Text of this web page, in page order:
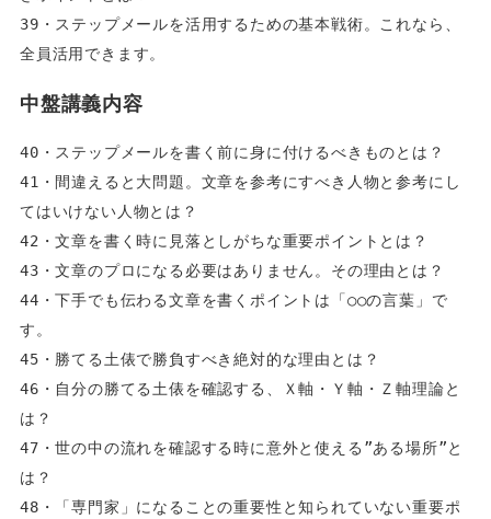
39・ステップメールを活用するための基本戦術。これなら、
全員活用できます。
中盤講義内容
40・ステップメールを書く前に身に付けるべきものとは？
41・間違えると大問題。文章を参考にすべき人物と参考にし
てはいけない人物とは？
42・文章を書く時に見落としがちな重要ポイントとは？
43・文章のプロになる必要はありません。その理由とは？
44・下手でも伝わる文章を書くポイントは「○○の言葉」で
す。
45・勝てる土俵で勝負すべき絶対的な理由とは？
46・自分の勝てる土俵を確認する、Ｘ軸・Ｙ軸・Ｚ軸理論と
は？
47・世の中の流れを確認する時に意外と使える”ある場所”と
は？
48・「専門家」になることの重要性と知られていない重要ポ